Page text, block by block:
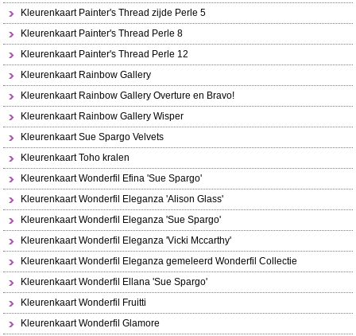
Kleurenkaart Painter's Thread zijde Perle 5
Kleurenkaart Painter's Thread Perle 8
Kleurenkaart Painter's Thread Perle 12
Kleurenkaart Rainbow Gallery
Kleurenkaart Rainbow Gallery Overture en Bravo!
Kleurenkaart Rainbow Gallery Wisper
Kleurenkaart Sue Spargo Velvets
Kleurenkaart Toho kralen
Kleurenkaart Wonderfil Efina 'Sue Spargo'
Kleurenkaart Wonderfil Eleganza 'Alison Glass'
Kleurenkaart Wonderfil Eleganza 'Sue Spargo'
Kleurenkaart Wonderfil Eleganza 'Vicki Mccarthy'
Kleurenkaart Wonderfil Eleganza gemeleerd Wonderfil Collectie
Kleurenkaart Wonderfil Ellana 'Sue Spargo'
Kleurenkaart Wonderfil Fruitti
Kleurenkaart Wonderfil Glamore